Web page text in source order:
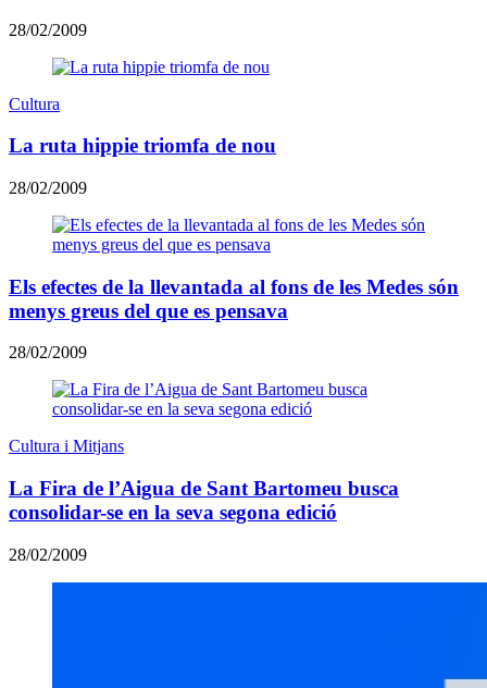
28/02/2009
Cultura
La ruta hippie triomfa de nou
28/02/2009
Els efectes de la llevantada al fons de les Medes són
menys greus del que es pensava
28/02/2009
Cultura i Mitjans
La Fira de l’Aigua de Sant Bartomeu busca
consolidar-se en la seva segona edició
28/02/2009